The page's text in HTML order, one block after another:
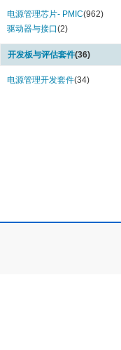
电源管理芯片- PMIC(962)
驱动器与接口(2)
开发板与评估套件(36)
电源管理开发套件(34)